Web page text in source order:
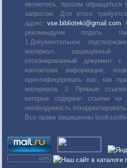
являетесь, просим
запросом. Для этого
адрес: vse.biblioteki@gmail.com.
рекомендуем подать
1.Документальное
материал, защищённый
отсканированный документ
контактная информация,
идентифицировать вас, как
материала. 2. Прямые
которые содержат ссылки
необходимость откорректировать.
Все права защищенны